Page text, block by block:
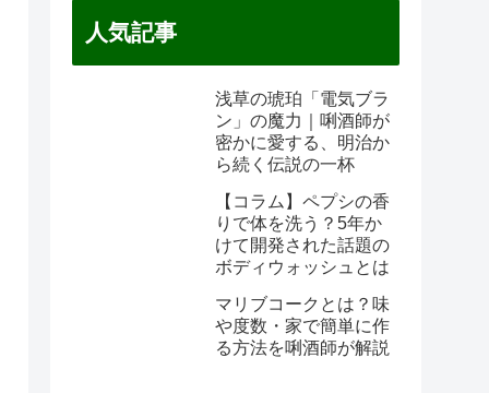
人気記事
浅草の琥珀「電気ブラ
ン」の魔力｜唎酒師が
密かに愛する、明治か
ら続く伝説の一杯
【コラム】ペプシの香
りで体を洗う？5年か
けて開発された話題の
ボディウォッシュとは
マリブコークとは？味
や度数・家で簡単に作
る方法を唎酒師が解説